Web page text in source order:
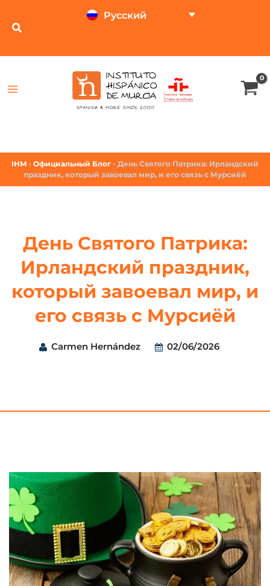
Русский
IHM - Официальный Блог - День Святого Патрика: Ирландский
праздник, который завоевал мир, и его связь с Мурсиёй
День Святого Патрика:
Ирландский праздник,
который завоевал мир, и
его связь с Мурсиёй
Carmen Hernández 02/06/2026